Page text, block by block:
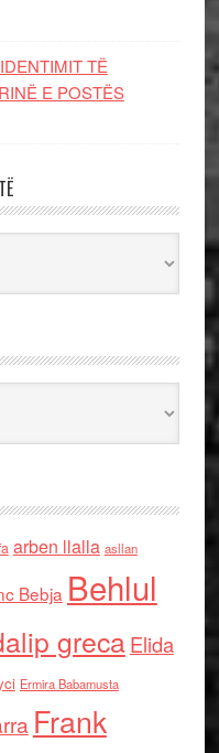
TË
E POSTËS
arben llalla asllan
Bebja Behlul
grecaElida
Ermira Babamusta
Frank